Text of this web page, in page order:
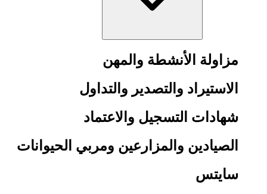
مزاولة الأنشطة والمهن
الاستيراد والتصدير والتداول
شهادات التسجيل والاعتماد
الصيادين والمزارعين ومربي الحيوانات
سايتس